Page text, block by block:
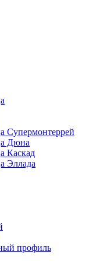
Супермонтеррей
Дюна
Каскад
Эллада
профиль